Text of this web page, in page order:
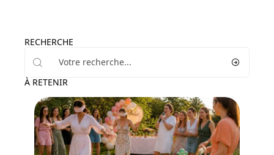
RECHERCHE
À RETENIR